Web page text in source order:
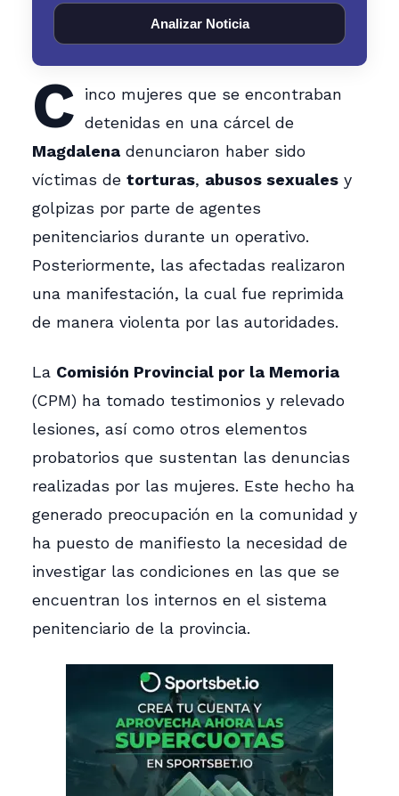
Analizar Noticia
C
inco mujeres que se encontraban
detenidas en una cárcel de
Magdalena denunciaron haber sido
víctimas de torturas, abusos sexuales y
golpizas por parte de agentes
penitenciarios durante un operativo.
Posteriormente, las afectadas realizaron
una manifestación, la cual fue reprimida
de manera violenta por las autoridades.
La Comisión Provincial por la Memoria
(CPM) ha tomado testimonios y relevado
lesiones, así como otros elementos
probatorios que sustentan las denuncias
realizadas por las mujeres. Este hecho ha
generado preocupación en la comunidad y
ha puesto de manifiesto la necesidad de
investigar las condiciones en las que se
encuentran los internos en el sistema
penitenciario de la provincia.